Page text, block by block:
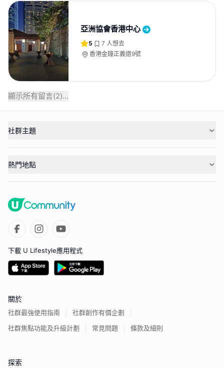
亞洲協會香港中心
5 7 人想去
香港金鐘正義道9號
顯示所有留言(2)...
社群主題
熱門地點
下載 U Lifestyle應用程式
關於
社群最強使用指南
社群創作有價企劃
社群焦點功能及升級計劃
常見問題 條款及細則
探索